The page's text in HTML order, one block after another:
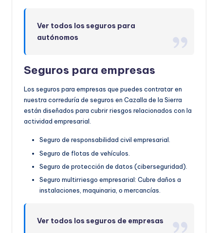
Ver todos los seguros para
autónomos
Seguros para empresas
Los seguros para empresas que puedes contratar en
nuestra correduría de seguros en Cazalla de la Sierra
están diseñados para cubrir riesgos relacionados con la
actividad empresarial.
Seguro de responsabilidad civil empresarial.
Seguro de flotas de vehículos.
Seguro de protección de datos (ciberseguridad).
Seguro multirriesgo empresarial: Cubre daños a
instalaciones, maquinaria, o mercancías.
Ver todos los seguros de empresas